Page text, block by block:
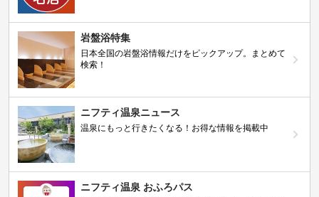
岩盤浴特集
日本全国の岩盤浴情報だけをピックアップ。まとめて
検索！
ニフティ温泉ニュース
温泉にもっと行きたくなる！お得な情報を掲載中
ニフティ温泉 おふろパス